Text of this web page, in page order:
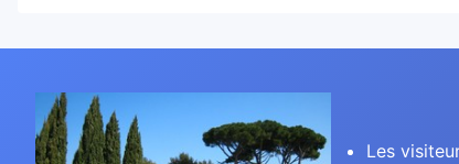
Les